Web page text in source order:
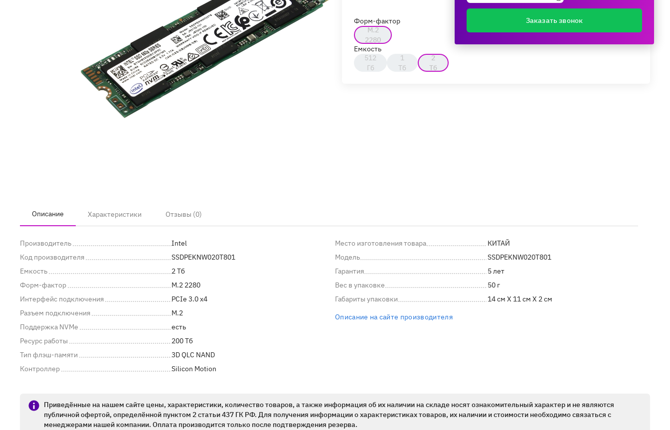
Форм-фактор
M.2
2280
Емкость
512
Гб
1
Тб
2
Тб
Описание Характеристики Отзывы (0)
Производитель
Intel
Код производителя
SSDPEKNW020T801
Емкость
2 Тб
Форм-фактор
M.2 2280
Интерфейс подключения
PCIe 3.0 x4
Разъем подключения
M.2
Поддержка NVMe
есть
Ресурс работы
200 Тб
Тип флэш-памяти
3D QLC NAND
Контроллер
Silicon Motion
Место изготовления товара
КИТАЙ
Модель
SSDPEKNW020T801
Гарантия
5 лет
Вес в упаковке
50 г
Габариты упаковки
14 см X 11 см X 2 см
Описание на сайте производителя
Приведённые на нашем сайте цены, характеристики, количество товаров, а также информация об их наличии на складе носят ознакомительный характер и не являются
публичной офертой, определённой пунктом 2 статьи 437 ГК РФ. Для получения информации о характеристиках товаров, их наличии и стоимости необходимо связаться с
менеджерами нашей компании. Оплата производится только после подтверждения резерва.
Заказать звонок